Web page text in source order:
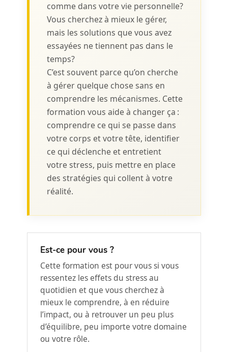
comme dans votre vie personnelle?
Vous cherchez à mieux le gérer,
mais les solutions que vous avez
essayées ne tiennent pas dans le
temps?
C’est souvent parce qu’on cherche
à gérer quelque chose sans en
comprendre les mécanismes. Cette
formation vous aide à changer ça :
comprendre ce qui se passe dans
votre corps et votre tête, identifier
ce qui déclenche et entretient
votre stress, puis mettre en place
des stratégies qui collent à votre
réalité.
Est-ce pour vous ?
Cette formation est pour vous si vous
ressentez les effets du stress au
quotidien et que vous cherchez à
mieux le comprendre, à en réduire
l’impact, ou à retrouver un peu plus
d’équilibre, peu importe votre domaine
ou votre rôle.